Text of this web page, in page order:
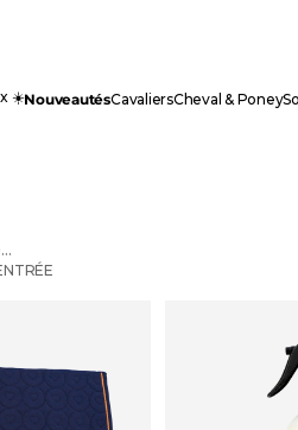
☀️NouveautésCavaliersCheval & Poney